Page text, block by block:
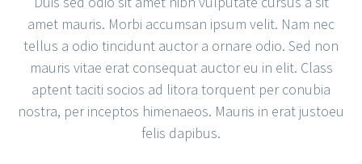
amet mauris. Morbi accumsan ipsum velit. Nam nec
tellus a odio tincidunt auctor a ornare odio. Sed non
mauris vitae erat consequat auctor eu in elit. Class
aptent taciti socios ad litora torquent per conubia
nostra, per inceptos himenaeos. Mauris in erat justoeu
felis dapibus.